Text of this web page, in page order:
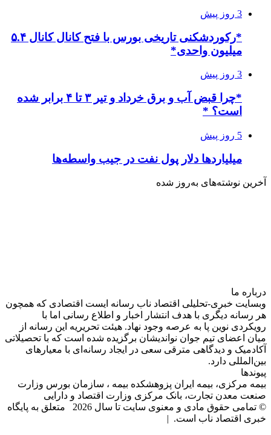
3 روز پیش
*رکوردشکنی تاریخی بورس با فتح کانال کانال ۵.۴
میلیون واحدی*
3 روز پیش
*چرا قبض آب و برق خرداد و تیر ۳ تا ۴ برابر شده
است؟ *
5 روز پیش
میلیاردها دلار پول نفت در جیب واسطه‌ها
آخرین نوشته‌های‌ به‌روز شده
درباره‌ ما
وبسایت خبری-تحلیلی اقتصاد ناب رسانه‌ ایست اقتصادی که همچون
هر رسانه دیگری با هدف انتشار اخبار و اطلاع رسانی اما با
رویکردی نوین پا به عرصه وجود نهاد. هیئت تحریریه این رسانه از
میان اعضای تیم جوان نواندیشان برگزیده شده است که با تحصیلاتی
آکادمیک و دیدگاهی‌ مترقی سعی در ایجاد رسانه‌ای با معیار‌های
بین‌المللی دارد.
پیوندها
بیمه مرکزی، بیمه ایران پزوهشکده بیمه ، سازمان بورس وزارت
صنعت معدن تجارت، بانک مرکزی وزارت اقتصاد و دارایی
© تمامی حقوق مادی و معنوی سایت تا سال 2026 متعلق به پایگاه
خبری اقتصاد ناب است. |